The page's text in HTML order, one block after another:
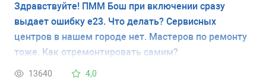
Здравствуйте! ПММ Бош при включении сразу
выдает ошибку е23. Что делать? Сервисных
центров в нашем городе нет. Мастеров по ремонту
тоже. Как отремонтировать самим?
13640 4,0